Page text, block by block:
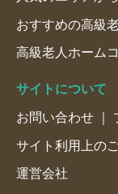
おすすめの高級
高級老人ホーム
サイトについて
お問い合わせ
サイト利用上の
運営会社